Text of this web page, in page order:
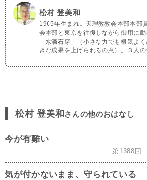
松村 登美和
1965年生まれ。天理教教会本部本部
会本部と東京を往復しながら御用に
「水滴石穿」（小さな力でも根気よ
きな成果を上げられるの意）。３人の
松村 登美和さんの他のおはなし
今が有難い
第1388回
気が付かないまま、守られている